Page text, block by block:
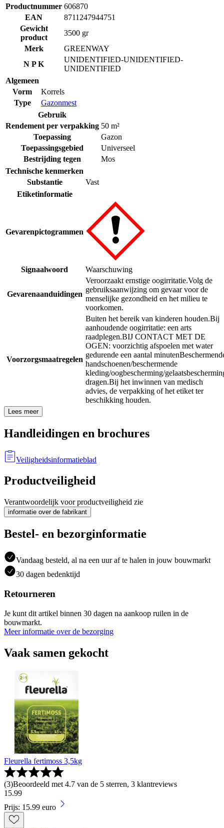
Productnummer 606870
EAN
8711247944751
Gewicht
product
3500 gr
Merk
GREENWAY
N P K
UNIDENTIFIED-UNIDENTIFIED-
UNIDENTIFIED
Algemeen
Vorm
Korrels
Type
Gazonmest
Gebruik
Rendement per verpakking 50 m²
Toepassing
Gazon
Toepassingsgebied
Universeel
Bestrijding tegen
Mos
Technische kenmerken
Substantie
Vast
Etiketinformatie
Gevarenpictogrammen
Signaalwoord Waarschuwing
Gevarenaanduidingen
Veroorzaakt ernstige oogirritatie.Volg de
gebruiksaanwijzing om gevaar voor de
menselijke gezondheid en het milieu te
voorkomen.
Voorzorgsmaatregelen
Buiten het bereik van kinderen houden.Bij
aanhoudende oogirritatie: een arts
raadplegen.BIJ CONTACT MET DE
OGEN: voorzichtig afspoelen met water
gedurende een aantal minuten
handschoenen/beschermende
kleding/oogbescherming/
dragen.Bij het inwinnen van medisch
advies, de verpakking of het etiket ter
beschikking houden.
Lees meer
Handleidingen en brochures
Veiligheidsinformatieblad
Productveiligheid
Verantwoordelijk voor productveiligheid zie
informatie over de fabrikant
Bestel- en bezorginformatie
Vandaag besteld, al na een uur af te halen in jouw bouwmarkt
30 dagen bedenktijd
Retourneren
Je kunt dit artikel binnen 30 dagen na aankoop ruilen in de
bouwmarkt.
Meer informatie over de bezorging
Vaak samen gekocht
Fleurella fertimoss 3,5kg
(3)Beoordeeld met 4.7 van de 5 sterren, 3 klantreviews
15.99
Prijs: 15.99 euro